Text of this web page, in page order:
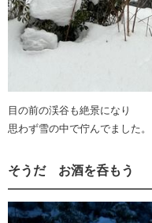
目の前の渓谷も絶景になり
思わず雪の中で佇んでました。
そうだ お酒を呑もう